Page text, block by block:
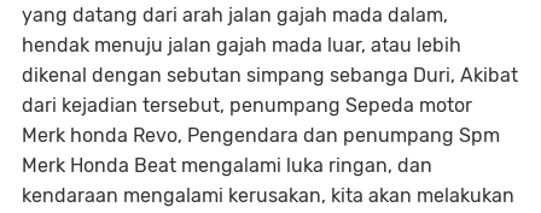
yang datang dari arah jalan gajah mada dalam,
hendak menuju jalan gajah mada luar, atau lebih
dikenal dengan sebutan simpang sebanga Duri, Akibat
dari kejadian tersebut, penumpang Sepeda motor
Merk honda Revo, Pengendara dan penumpang Spm
Merk Honda Beat mengalami luka ringan, dan
kendaraan mengalami kerusakan, kita akan melakukan